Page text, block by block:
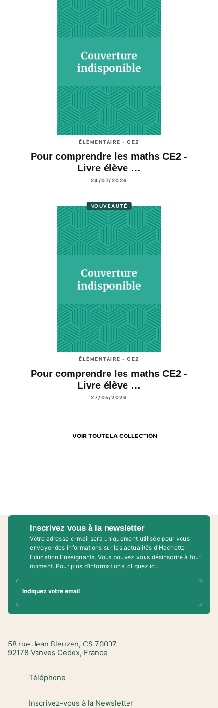
ÉLÉMENTAIRE - CE2
Pour comprendre les maths CE2 -
Livre élève …
24/07/2026
NOUVEAUTÉ
ÉLÉMENTAIRE - CE2
Pour comprendre les maths CE2 -
Livre élève …
27/05/2026
VOIR TOUTE LA COLLECTION
Inscrivez vous à la newsletter
Votre adresse e-mail sera uniquement utilisée pour vous
envoyer des informations sur les actualités d'Hachette
Education Enseignants. Vous pouvez vous désinscrire à tout
moment. Pour plus d’informations, cliquez ici.
Indiquez votre email
58 rue Jean Bleuzen, CS 70007
92178 Vanves Cedex, France
Téléphone
Inscrivez-vous à la Newsletter